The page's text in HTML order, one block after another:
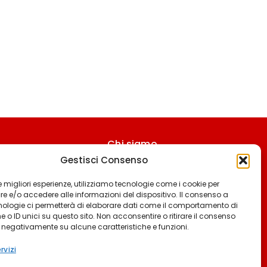
Gestisci Consenso
migliori esperienze, utilizziamo tecnologie come i cookie per
e/o accedere alle informazioni del dispositivo. Il consenso a
ci permetterà di elaborare dati come il comportamento di
o ID unici su questo sito. Non acconsentire o ritirare il consenso
su alcune caratteristiche e funzioni.
Chi siamo
Contattaci
Termini & Condizioni
Cookie policy
Privacy policy